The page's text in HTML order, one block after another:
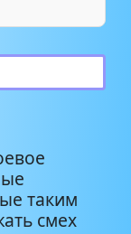
3:30
2:25
таким
смех